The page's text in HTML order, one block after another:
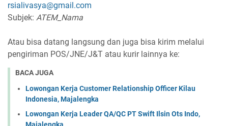
rsialivasya@gmail.com
Subjek: ATEM_Nama
Atau bisa datang langsung dan juga bisa kirim melalui
pengiriman POS/JNE/J&T atau kurir lainnya ke:
BACA JUGA
Lowongan Kerja Customer Relationship Officer Kilau
Indonesia, Majalengka
Lowongan Kerja Leader QA/QC PT Swift Ilsin Ots Indo,
Majalengka